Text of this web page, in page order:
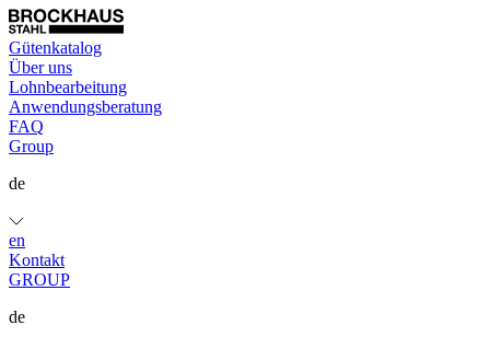
Gütenkatalog
Über uns
Lohnbearbeitung
Anwendungsberatung
FAQ
Group
de
en
Kontakt
GROUP
de